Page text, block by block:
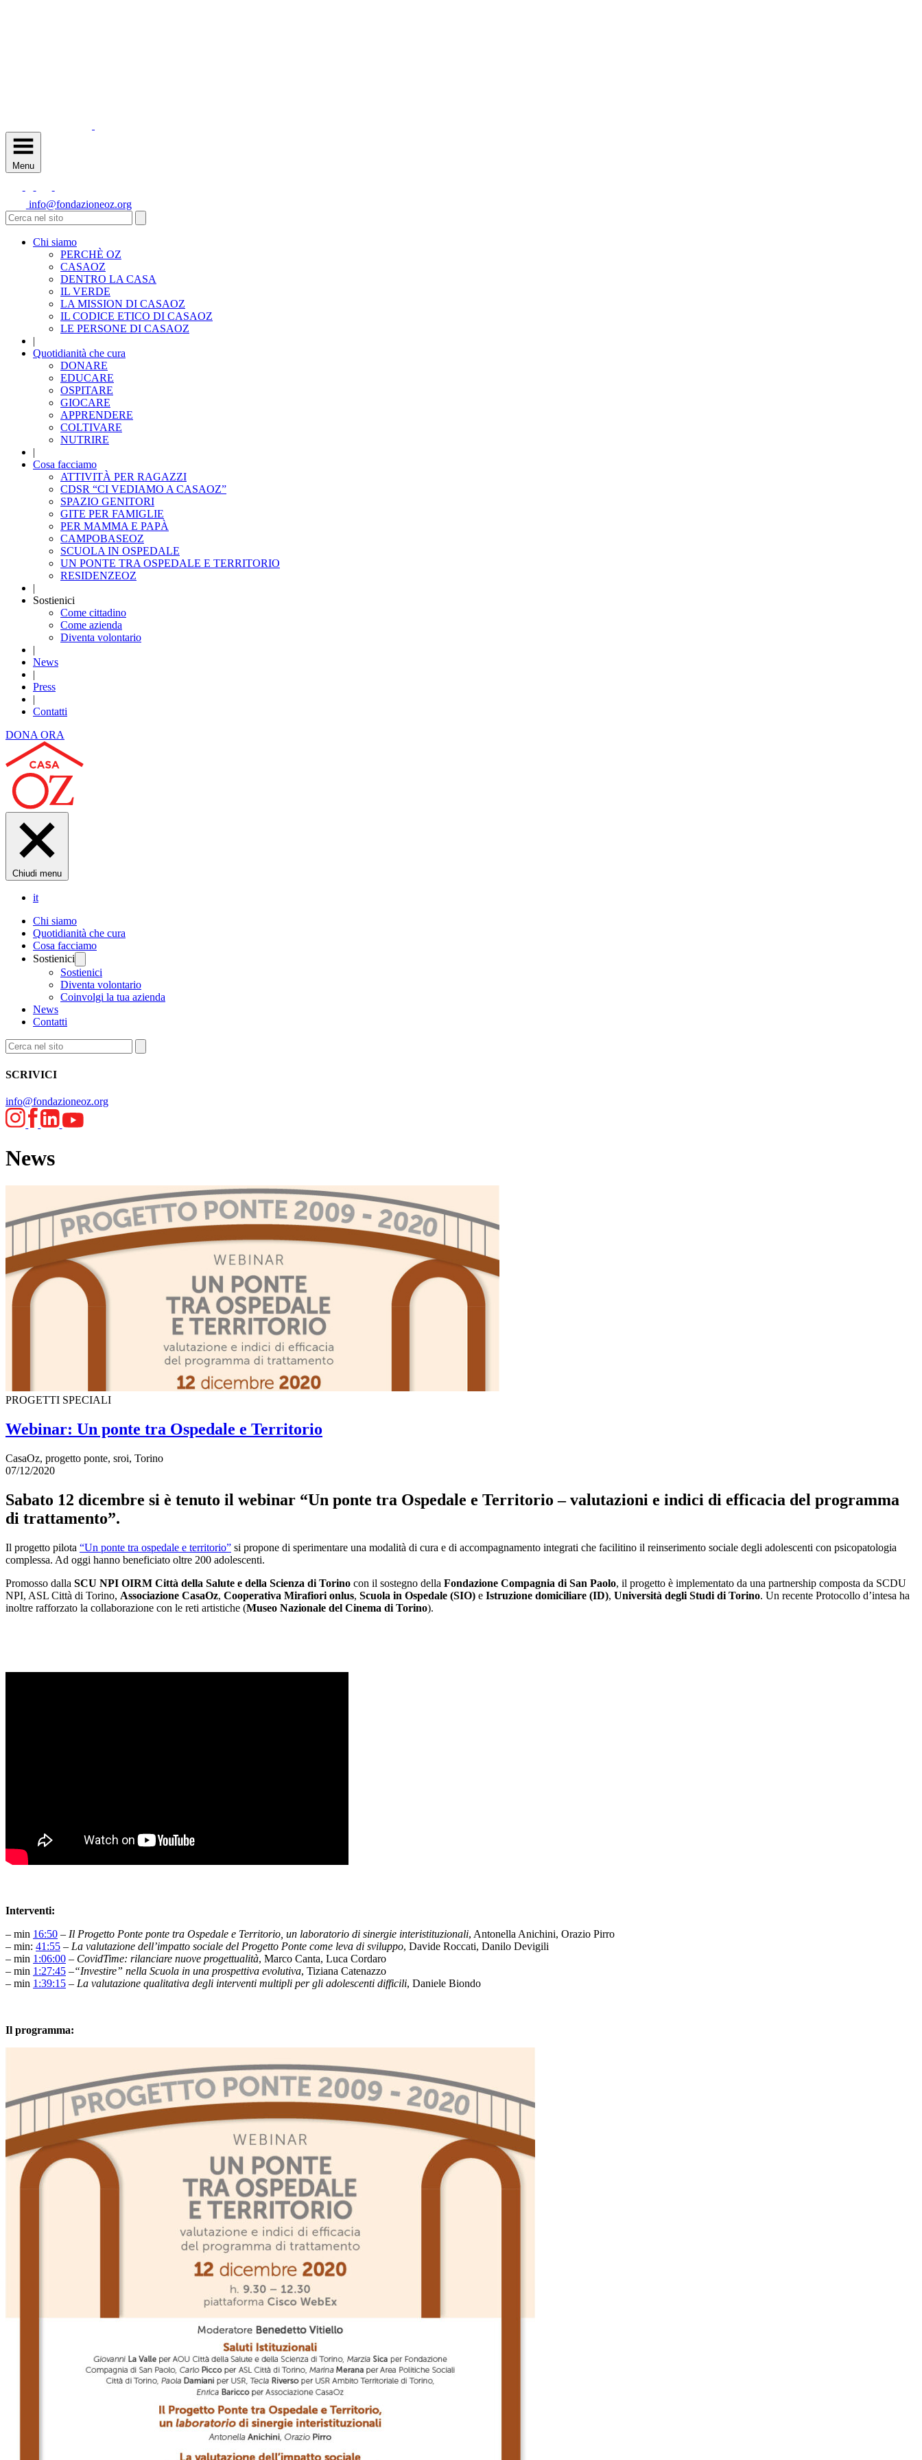
Menu
info@fondazioneoz.org
Chi siamo
PERCHÈ OZ
CASAOZ
DENTRO LA CASA
IL VERDE
LA MISSION DI CASAOZ
IL CODICE ETICO DI CASAOZ
LE PERSONE DI CASAOZ
|
Quotidianità che cura
DONARE
EDUCARE
OSPITARE
GIOCARE
APPRENDERE
COLTIVARE
NUTRIRE
|
Cosa facciamo
ATTIVITÀ PER RAGAZZI
CDSR “CI VEDIAMO A CASAOZ”
SPAZIO GENITORI
GITE PER FAMIGLIE
PER MAMMA E PAPÀ
CAMPOBASEOZ
SCUOLA IN OSPEDALE
UN PONTE TRA OSPEDALE E TERRITORIO
RESIDENZEOZ
|
Sostienici
Come cittadino
Come azienda
Diventa volontario
|
News
|
Press
|
Contatti
DONA ORA
Chiudi menu
it
Chi siamo
Quotidianità che cura
Cosa facciamo
Sostienici
Sostienici
Diventa volontario
Coinvolgi la tua azienda
News
Contatti
SCRIVICI
info@fondazioneoz.org
News
PROGETTI SPECIALI
Webinar: Un ponte tra Ospedale e Territorio
CasaOz, progetto ponte, sroi, Torino
07/12/2020
Sabato 12 dicembre si è tenuto il webinar “Un ponte tra Ospedale e Territorio – valutazioni e indici di efficacia del programma
di trattamento”.
Il progetto pilota “Un ponte tra ospedale e territorio” si propone di sperimentare una modalità di cura e di accompagnamento integrati che facilitino il reinserimento sociale degli adolescenti con psicopatologia
complessa. Ad oggi hanno beneficiato oltre 200 adolescenti.
Promosso dalla SCU NPI OIRM Città della Salute e della Scienza di Torino con il sostegno della Fondazione Compagnia di San Paolo, il progetto è implementato da una partnership composta da SCDU
NPI, ASL Città di Torino, Associazione CasaOz, Cooperativa Mirafiori onlus, Scuola in Ospedale (SIO) e Istruzione domiciliare (ID), Università degli Studi di Torino. Un recente Protocollo d’intesa ha
inoltre rafforzato la collaborazione con le reti artistiche (Museo Nazionale del Cinema di Torino).
Interventi:
– min 16:50 – Il Progetto Ponte ponte tra Ospedale e Territorio, un laboratorio di sinergie interistituzionali, Antonella Anichini, Orazio Pirro
– min: 41:55 – La valutazione dell’impatto sociale del Progetto Ponte come leva di sviluppo, Davide Roccati, Danilo Devigili
– min 1:06:00 – CovidTime: rilanciare nuove progettualità, Marco Canta, Luca Cordaro
– min 1:27:45 –“Investire” nella Scuola in una prospettiva evolutiva, Tiziana Catenazzo
– min 1:39:15 – La valutazione qualitativa degli interventi multipli per gli adolescenti difficili, Daniele Biondo
Il programma: